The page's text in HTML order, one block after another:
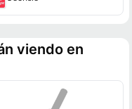
viendo en